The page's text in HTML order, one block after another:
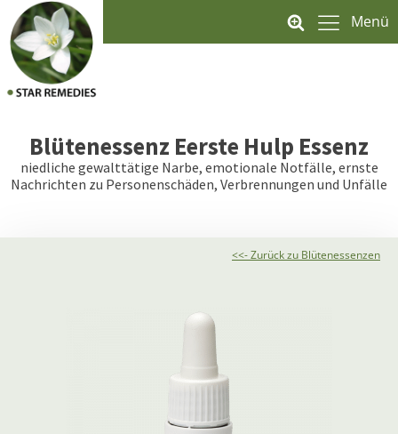
Menü
Blütenessenz Eerste Hulp Essenz
niedliche gewalttätige Narbe, emotionale Notfälle, ernste
Nachrichten zu Personenschäden, Verbrennungen und Unfälle
<<- Zurück zu Blütenessenzen